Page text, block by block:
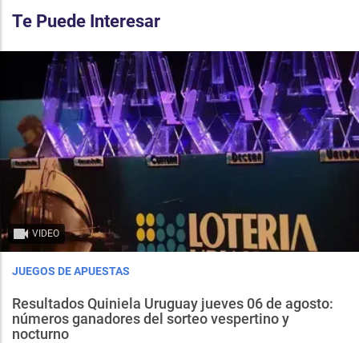
Te Puede Interesar
VIDEO
JUEGOS DE APUESTAS
Resultados Quiniela Uruguay jueves 06 de agosto:
números ganadores del sorteo vespertino y
nocturno